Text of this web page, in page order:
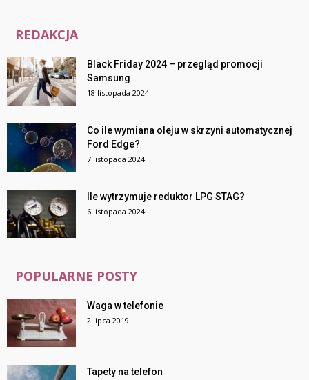
REDAKCJA
Black Friday 2024 – przegląd promocji
Samsung
18 listopada 2024
Co ile wymiana oleju w skrzyni automatycznej
Ford Edge?
7 listopada 2024
Ile wytrzymuje reduktor LPG STAG?
6 listopada 2024
POPULARNE POSTY
Waga w telefonie
2 lipca 2019
Tapety na telefon